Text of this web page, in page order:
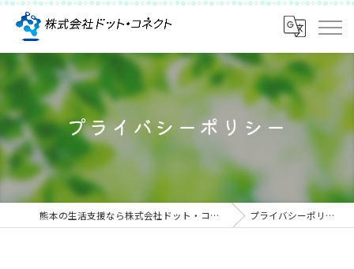
プライバシーポリシー
熊本の生活支援なら株式会社ドット・コネクト プライバシーポリシー